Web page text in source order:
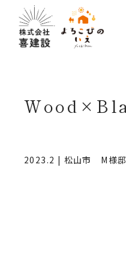
2023.2 | 松山市 M様邸